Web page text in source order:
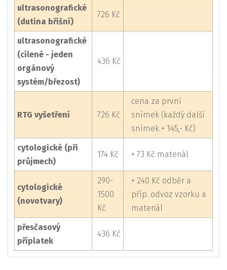
ultrasonografické
(dutina břišní)
726 Kč
ultrasonografické
(cílené - jeden
orgánový
systém/březost)
436 Kč
RTG vyšetření 726 Kč
cena za první
snímek (každý další
snímek + 145,- Kč)
cytologické (při
průjmech)
174 Kč + 73 Kč materiál
cytologické
(novotvary)
290-
1500
Kč
+ 240 Kč odběr a
příp. odvoz vzorku a
materiál
přesčasový
příplatek
436 Kč